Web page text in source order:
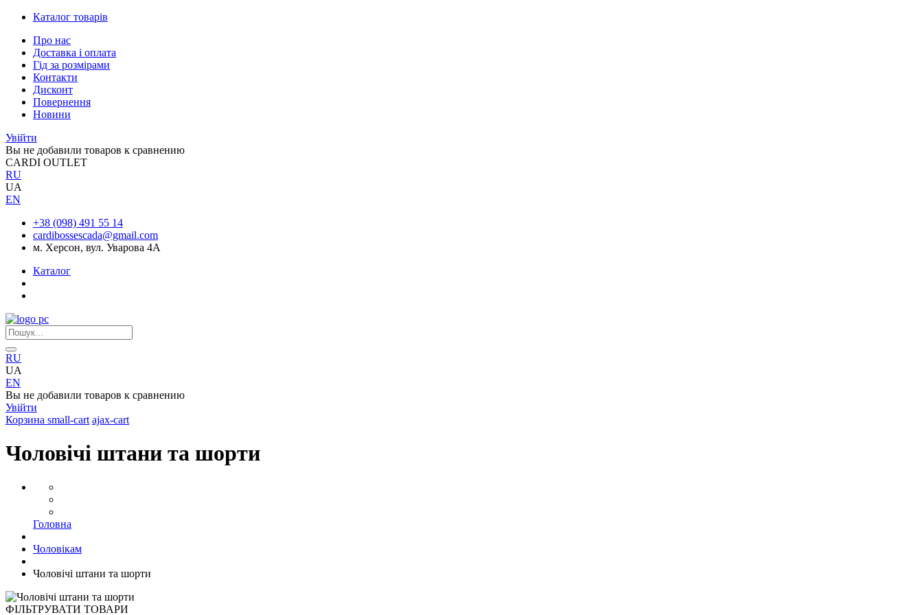
Каталог товарів
Про нас
Доставка і оплата
Гід за розмірами
Контакти
Дисконт
Повернення
Новини
Увійти
Вы не добавили товаров к сравнению
CARDI OUTLET
RU
UA
EN
+38 (098) 491 55 14
cardibossescada@gmail.com
м. Херсон, вул. Уварова 4А
Каталог
RU
UA
EN
Вы не добавили товаров к сравнению
Увійти
Корзина small-cart ajax-cart
Чоловічі штани та шорти
Головна
Чоловікам
Чоловічі штани та шорти
ФІЛЬТРУВАТИ ТОВАРИ